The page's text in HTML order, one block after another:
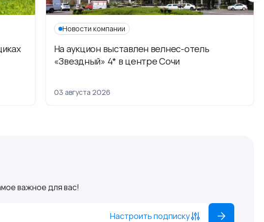
Новости компании
На аукцион выставлен велнес-отель
«Звездный» 4* в центре Сочи
03 августа 2026
важное для вас!
Настроить подписку